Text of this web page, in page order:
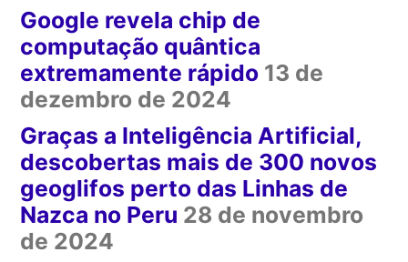
Google revela chip de
computação quântica
extremamente rápido 13 de
dezembro de 2024
Graças a Inteligência Artificial,
descobertas mais de 300 novos
geoglifos perto das Linhas de
Nazca no Peru 28 de novembro
de 2024